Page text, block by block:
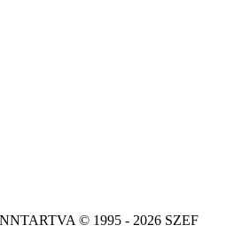
© 1995 - 2026 SZEF